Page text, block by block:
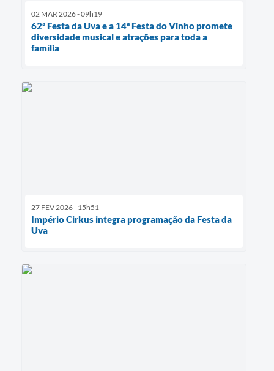
02 MAR 2026 - 09h19
62ª Festa da Uva e a 14ª Festa do Vinho promete
diversidade musical e atrações para toda a
família
27 FEV 2026 - 15h51
Império Cirkus integra programação da Festa da
Uva